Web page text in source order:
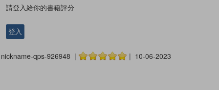
請登入給你的書籍評分
登入
nickname-qps-926948 | | 10-06-2023